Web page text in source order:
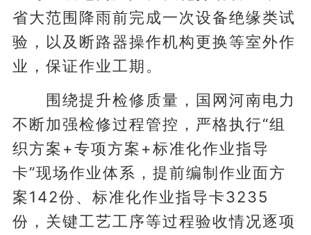
省大范围降雨前完成一次设备绝缘类试
验，以及断路器操作机构更换等室外作
业，保证作业工期。
围绕提升检修质量，国网河南电力
不断加强检修过程管控，严格执行“组
织方案+专项方案+标准化作业指导
卡”现场作业体系，提前编制作业面方
案142份、标准化作业指导卡3235
份，关键工艺工序等过程验收情况逐项